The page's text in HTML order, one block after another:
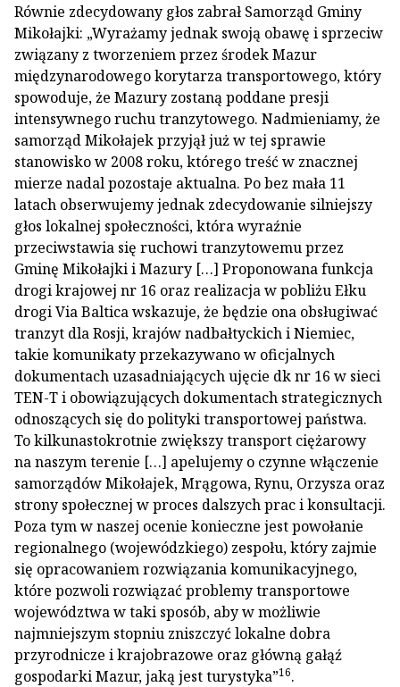
Równie zdecydowany głos zabrał Samorząd Gminy
Mikołajki: „Wyrażamy jednak swoją obawę i sprzeciw
związany z tworzeniem przez środek Mazur
międzynarodowego korytarza transportowego, który
spowoduje, że Mazury zostaną poddane presji
intensywnego ruchu tranzytowego. Nadmieniamy, że
samorząd Mikołajek przyjął już w tej sprawie
stanowisko w 2008 roku, którego treść w znacznej
mierze nadal pozostaje aktualna. Po bez mała 11
latach obserwujemy jednak zdecydowanie silniejszy
głos lokalnej społeczności, która wyraźnie
przeciwstawia się ruchowi tranzytowemu przez
Gminę Mikołajki i Mazury […] Proponowana funkcja
drogi krajowej nr 16 oraz realizacja w pobliżu Ełku
drogi Via Baltica wskazuje, że będzie ona obsługiwać
tranzyt dla Rosji, krajów nadbałtyckich i Niemiec,
takie komunikaty przekazywano w oficjalnych
dokumentach uzasadniających ujęcie dk nr 16 w sieci
TEN-T i obowiązujących dokumentach strategicznych
odnoszących się do polityki transportowej państwa.
To kilkunastokrotnie zwiększy transport ciężarowy
na naszym terenie […] apelujemy o czynne włączenie
samorządów Mikołajek, Mrągowa, Rynu, Orzysza oraz
strony społecznej w proces dalszych prac i konsultacji.
Poza tym w naszej ocenie konieczne jest powołanie
regionalnego (wojewódzkiego) zespołu, który zajmie
się opracowaniem rozwiązania komunikacyjnego,
które pozwoli rozwiązać problemy transportowe
województwa w taki sposób, aby w możliwie
najmniejszym stopniu zniszczyć lokalne dobra
przyrodnicze i krajobrazowe oraz główną gałąź
gospodarki Mazur, jaką jest turystyka”16.